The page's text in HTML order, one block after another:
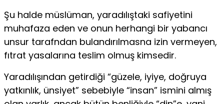
Şu halde müslüman, yaradılıştaki safiyetini
muhafaza eden ve onun herhangi bir yabancı
unsur tarafndan bulandırılmasna izin vermeyen,
fıtrat yasalarına teslim olmuş kimsedir.
Yaradılışından getirdiği “güzele, iyiye, doğruya
yatkınlık, ünsiyet” sebebiyle “insan” ismini almış